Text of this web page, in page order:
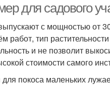
для садового
с мощностью от
тип
и не позволит
стоимости самого
покоса маленьких